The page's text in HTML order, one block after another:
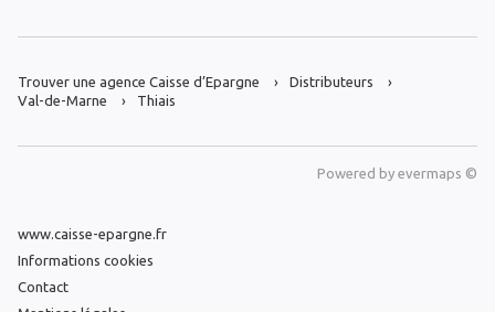
Trouver une agence Caisse d’Epargne
Distributeurs
Val-de-Marne
Thiais
Powered by evermaps ©
www.caisse-epargne.fr
Informations cookies
Contact